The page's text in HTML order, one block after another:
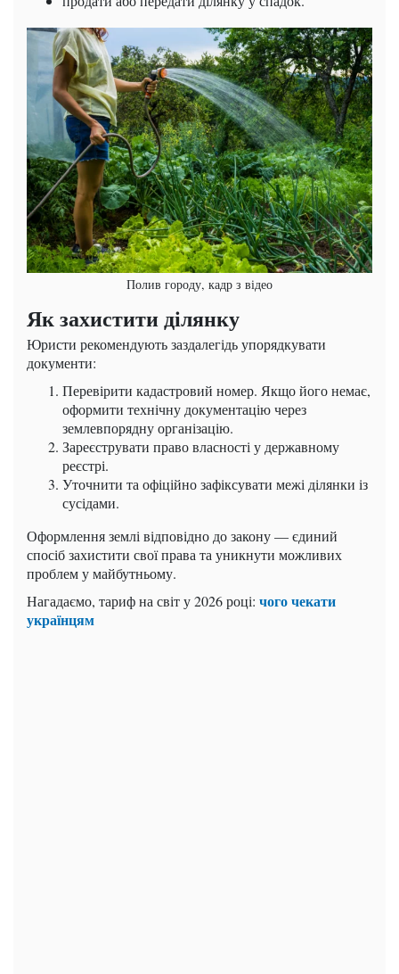
Полив городу, кадр з відео
Як захистити ділянку
Юристи рекомендують заздалегідь упорядкувати
документи:
Перевірити кадастровий номер. Якщо його немає,
оформити технічну документацію через
землевпорядну організацію.
Зареєструвати право власності у державному
реєстрі.
Уточнити та офіційно зафіксувати межі ділянки із
сусідами.
Оформлення землі відповідно до закону — єдиний
спосіб захистити свої права та уникнути можливих
проблем у майбутньому.
Нагадаємо, тариф на світ у 2026 році: чого чекати
українцям